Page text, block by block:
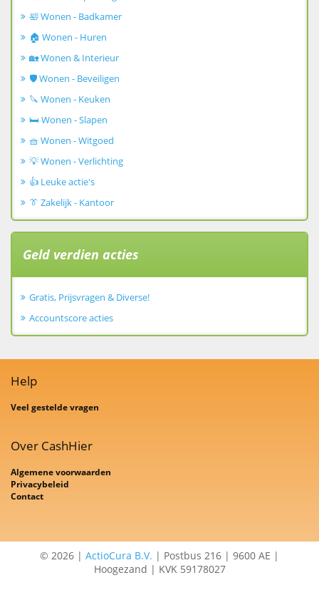
🛀 Wonen - Badkamer
🏠 Wonen - Huren
🏡 Wonen & Interieur
🛡️ Wonen - Beveiligen
🔪 Wonen - Keuken
🛏️ Wonen - Slapen
🧺 Wonen - Witgoed
💡 Wonen - Verlichting
👍 Leuke actie's
👔 Zakelijk - Kantoor
Geld verdien acties
Gratis, Prijsvragen & Diverse!
Accountscore acties
Help
Veel gestelde vragen
Over CashHier
Algemene voorwaarden
Privacybeleid
Contact
© 2026 | ActioCura B.V. | Postbus 216 | 9600 AE |
Hoogezand | KVK 59178027